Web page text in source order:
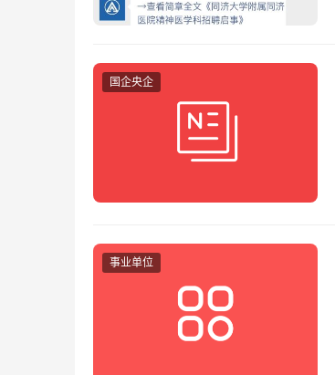
国企央企
事业单位